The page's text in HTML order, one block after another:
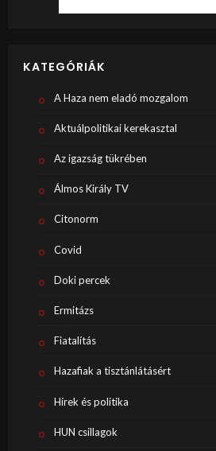
KATEGÓRIÁK
A Haza nem eladó mozgalom
Aktuálpolitikai kerekasztal
Az igazság tükrében
Álmos Király TV
Citonorm
Covid
Doki percek
Ermitázs
Fiatalítás
Hazafiak a tisztánlátásért
Hírek és politika
HUN csillagok